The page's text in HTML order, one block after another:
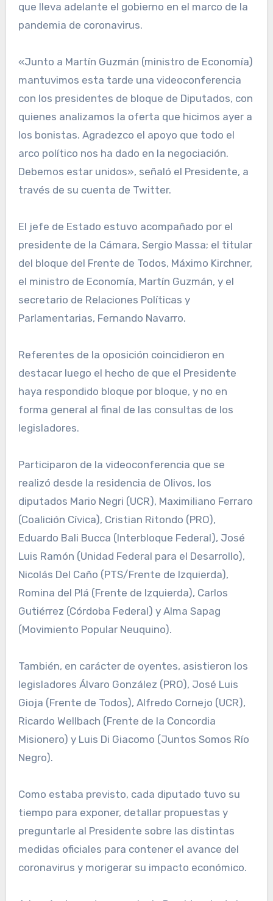
que lleva adelante el gobierno en el marco de la
pandemia de coronavirus.
«Junto a Martín Guzmán (ministro de Economía)
mantuvimos esta tarde una videoconferencia
con los presidentes de bloque de Diputados, con
quienes analizamos la oferta que hicimos ayer a
los bonistas. Agradezco el apoyo que todo el
arco político nos ha dado en la negociación.
Debemos estar unidos», señaló el Presidente, a
través de su cuenta de Twitter.
El jefe de Estado estuvo acompañado por el
presidente de la Cámara, Sergio Massa; el titular
del bloque del Frente de Todos, Máximo Kirchner,
el ministro de Economía, Martín Guzmán, y el
secretario de Relaciones Políticas y
Parlamentarias, Fernando Navarro.
Referentes de la oposición coincidieron en
destacar luego el hecho de que el Presidente
haya respondido bloque por bloque, y no en
forma general al final de las consultas de los
legisladores.
Participaron de la videoconferencia que se
realizó desde la residencia de Olivos, los
diputados Mario Negri (UCR), Maximiliano Ferraro
(Coalición Cívica), Cristian Ritondo (PRO),
Eduardo Bali Bucca (Interbloque Federal), José
Luis Ramón (Unidad Federal para el Desarrollo),
Nicolás Del Caño (PTS/Frente de Izquierda),
Romina del Plá (Frente de Izquierda), Carlos
Gutiérrez (Córdoba Federal) y Alma Sapag
(Movimiento Popular Neuquino).
También, en carácter de oyentes, asistieron los
legisladores Álvaro González (PRO), José Luis
Gioja (Frente de Todos), Alfredo Cornejo (UCR),
Ricardo Wellbach (Frente de la Concordia
Misionero) y Luis Di Giacomo (Juntos Somos Río
Negro).
Como estaba previsto, cada diputado tuvo su
tiempo para exponer, detallar propuestas y
preguntarle al Presidente sobre las distintas
medidas oficiales para contener el avance del
coronavirus y morigerar su impacto económico.